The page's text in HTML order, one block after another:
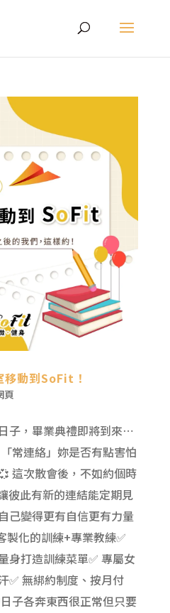
移動到SoFit！
頁
子，畢業典禮即將到來⋯
常連絡」妳是否有點害怕
這次散會後，不如約個時
此有新的連結能定期見
己變得更有自信更有力量
化的訓練+專業教練✅
身打造訓練菜單✅ 專屬女
✅ 無綁約制度、按月付
子各奔東西很正常但只要